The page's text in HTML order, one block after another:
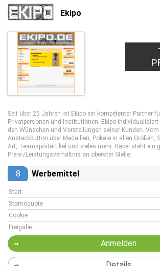
Ekipo
Seit über 25 Jahren ist Ekipo ein kompetenter Partner
Privatpersonen und Institutionen. Ekipo individualisiert
den Wünschen und Vorstellungen seiner Kunden. Vom
Ansteckbutton über Medaillen, Pokale in allen Größen,
Art, Teamsportartikel und vieles mehr. Dabei steht ein
Preis-/Leistungsverhältnis an oberster Stelle.
8 Werbemittel
Start
Stornoquote
Cookie
Freigabe
Anmelden